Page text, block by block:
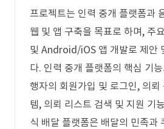
프로젝트는 인력 중개 플랫폼과
웹 및 앱 구축을 목표로 하며, 주
및 Android/iOS 앱 개발로 제안
다. 인력 중개 플랫폼의 핵심 기
행자의 회원가입 및 로그인, 의뢰
템, 의뢰 리스트 검색 및 지원 기
식 배달 플랫폼은 배달의 민족과